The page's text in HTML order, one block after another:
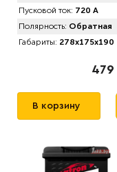
Пусковой ток: 720 А
Полярность: Обратная
Габариты: 278x175x190
479
В корзину